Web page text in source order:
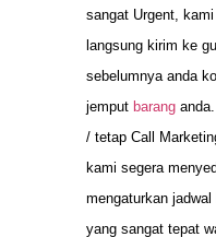
sangat Urgent,
langsung kirim ke
sebelumnya anda
jemput barang
/ tetap Call
kami segera
mengaturkan
yang sangat tepat